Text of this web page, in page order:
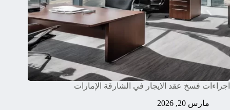
اجراءات فسخ عقد الايجار في الشارقة الإمارات
مارس 20, 2026